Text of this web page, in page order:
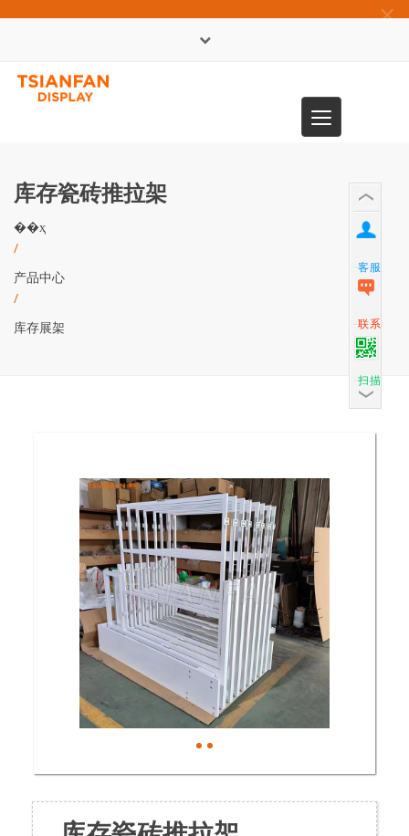
×
Toggle
navigation
库存瓷砖推拉架
��ҳ
/
产品中心
/
库存展架
客服
联系
扫描